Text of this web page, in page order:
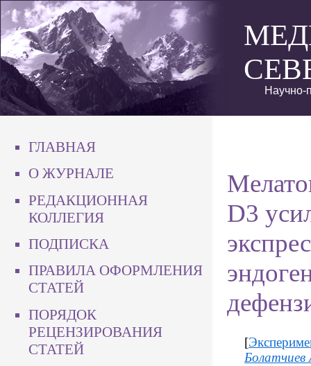
Научно-
ГЛАВНАЯ
О ЖУРНАЛЕ
РЕДАКЦИОННАЯ
КОЛЛЕГИЯ
ПОДПИСКА
ПРАВИЛА ОФОРМЛЕНИЯ
СТАТЕЙ
ПОРЯДОК
РЕЦЕНЗИРОВАНИЯ
СТАТЕЙ
D3
[
Болатчиев